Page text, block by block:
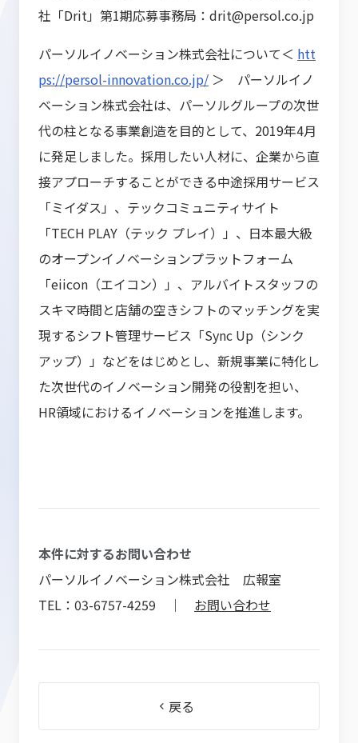
社「Drit」第1期応募事務局：drit@persol.co.jp
パーソルイノベーション株式会社について＜ htt
ps://persol-innovation.co.jp/ ＞ パーソルイノ
ベーション株式会社は、パーソルグループの次世
代の柱となる事業創造を目的として、2019年4月
に発足しました。採用したい人材に、企業から直
接アプローチすることができる中途採用サービス
「ミイダス」、テックコミュニティサイト
「TECH PLAY（テック プレイ）」、日本最大級
のオープンイノベーションプラットフォーム
「eiicon（エイコン）」、アルバイトスタッフの
スキマ時間と店舗の空きシフトのマッチングを実
現するシフト管理サービス「Sync Up（シンク
アップ）」などをはじめとし、新規事業に特化し
た次世代のイノベーション開発の役割を担い、
HR領域におけるイノベーションを推進します。
本件に対するお問い合わせ
パーソルイノベーション株式会社 広報室
TEL：03-6757-4259 ｜ お問い合わせ
戻る